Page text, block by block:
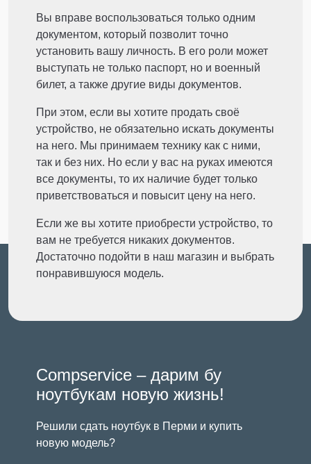
Вы вправе воспользоваться только одним
документом, который позволит точно
установить вашу личность. В его роли может
выступать не только паспорт, но и военный
билет, а также другие виды документов.
При этом, если вы хотите продать своё
устройство, не обязательно искать документы
на него. Мы принимаем технику как с ними,
так и без них. Но если у вас на руках имеются
все документы, то их наличие будет только
приветствоваться и повысит цену на него.
Если же вы хотите приобрести устройство, то
вам не требуется никаких документов.
Достаточно подойти в наш магазин и выбрать
понравившуюся модель.
Compservice – дарим бу
ноутбукам новую жизнь!
Решили сдать ноутбук в Перми и купить
новую модель?